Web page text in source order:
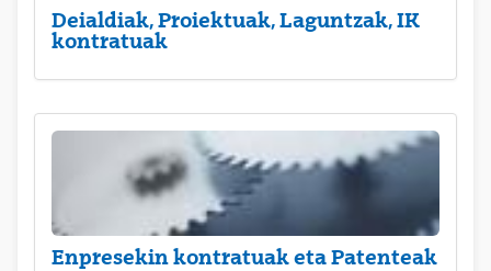
Deialdiak, Proiektuak, Laguntzak, IK
kontratuak
Enpresekin kontratuak eta Patenteak